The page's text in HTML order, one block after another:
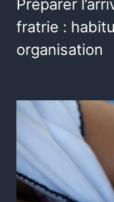
Préparer
fratrie :
organisation